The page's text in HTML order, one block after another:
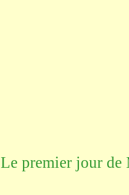
Le premier jour de